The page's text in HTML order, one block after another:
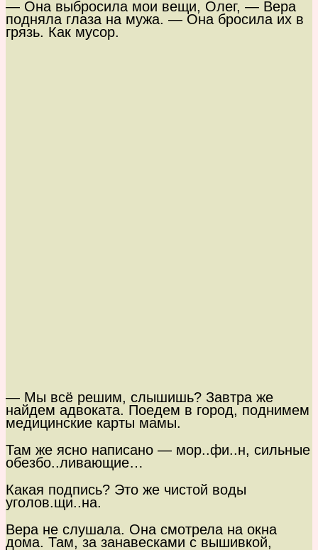
— Она выбросила мои вещи, Олег, — Вера
подняла глаза на мужа. — Она бросила их в
грязь. Как мусор.
— Мы всё решим, слышишь? Завтра же
найдем адвоката. Поедем в город, поднимем
медицинские карты мамы.
Там же ясно написано — мор..фи..н, сильные
обезбо..ливающие…
Какая подпись? Это же чистой воды
уголов.щи..на.
Вера не слушала. Она смотрела на окна
дома. Там, за занавесками с вышивкой,